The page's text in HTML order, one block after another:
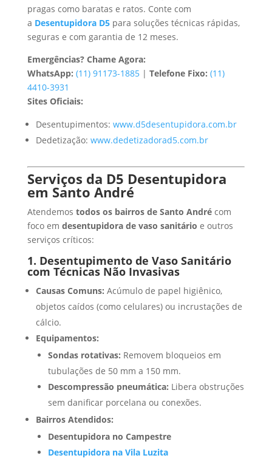
pragas como baratas e ratos. Conte com
a Desentupidora D5para soluções técnicas rápidas,
seguras e com garantia de 12 meses.
Emergências? Chame Agora:
WhatsApp: (11) 91173-1885| Telefone Fixo: (11)
4410-3931
Sites Oficiais:
Desentupimentos: www.d5desentupidora.com.br
Dedetização: www.dedetizadorad5.com.br
Serviços da D5 Desentupidora
em Santo André
Atendemos todos os bairros de Santo Andrécom
foco em desentupidora de vaso sanitário e outros
serviços críticos:
1. Desentupimento de Vaso Sanitário
com Técnicas Não Invasivas
Causas Comuns: Acúmulo de papel higiênico,
objetos caídos (como celulares) ou incrustações de
cálcio.
Equipamentos:
Sondas rotativas: Removem bloqueios em
tubulações de 50 mm a 150 mm.
Descompressão pneumática: Libera obstruções
sem danificar porcelana ou conexões.
Bairros Atendidos:
Desentupidora no Campestre
Desentupidora na Vila Luzita